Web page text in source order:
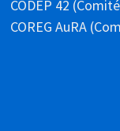
CODEP 42
COREG AuRA